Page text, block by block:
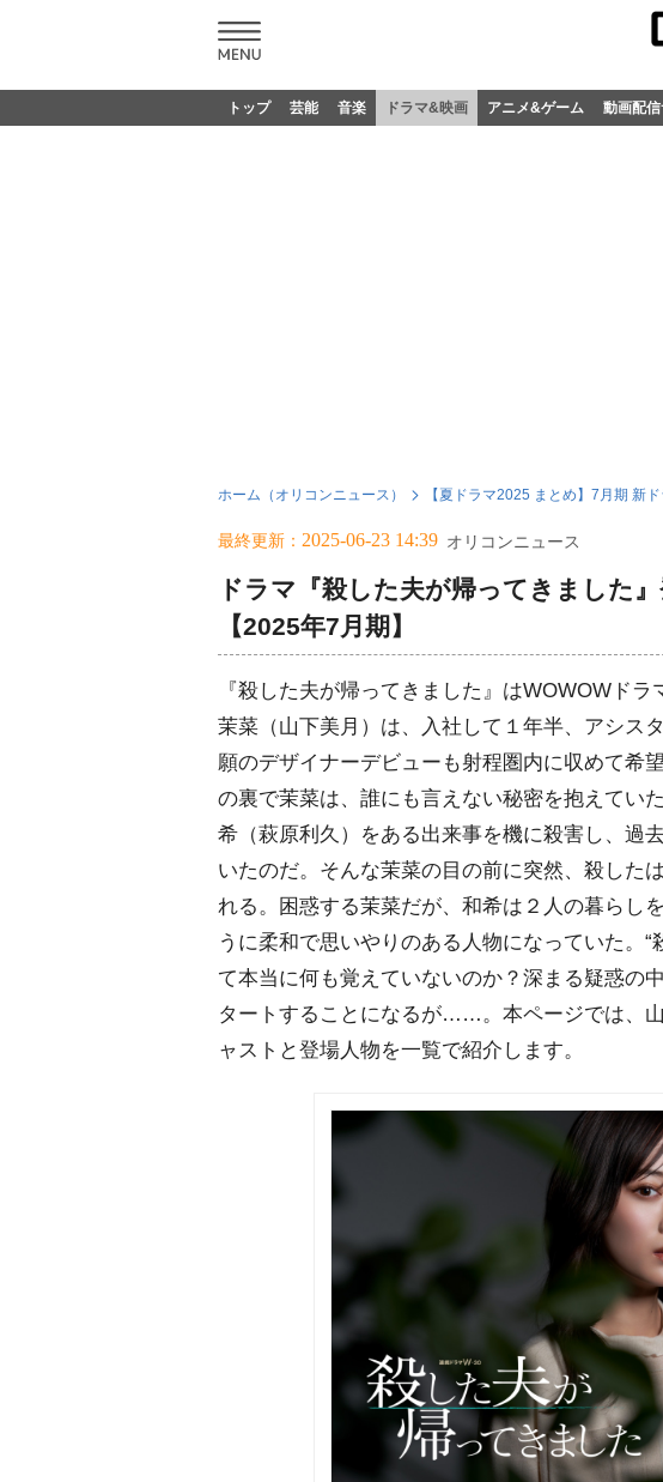
トップ 芸能 音楽 ドラマ&映画 アニメ&ゲーム 動画配
ホーム（オリコンニュース） 【夏ドラマ2025 まとめ】7月期 新
最終更新： 2025-06-23 14:39 オリコンニュース
ドラマ『殺した夫が帰ってきました
【2025年7月期】
『殺した夫が帰ってきました』はWOWOWド
茉菜（山下美月）は、入社して１年半、アシス
願のデザイナーデビューも射程圏内に収めて希
の裏で茉菜は、誰にも言えない秘密を抱えてい
希（萩原利久）をある出来事を機に殺害し、過
いたのだ。そんな茉菜の目の前に突然、殺した
れる。困惑する茉菜だが、和希は２人の暮らし
うに柔和で思いやりのある人物になっていた。
て本当に何も覚えていないのか？深まる疑惑の
タートすることになるが……。本ページでは、
ャストと登場人物を一覧で紹介します。